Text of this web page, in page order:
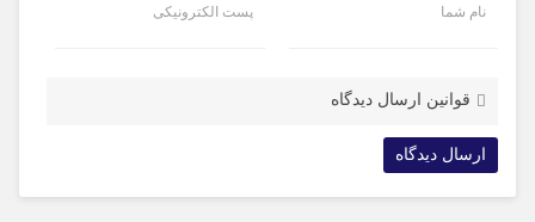
نام شما پست الکترونیکی
قوانین ارسال دیدگاه